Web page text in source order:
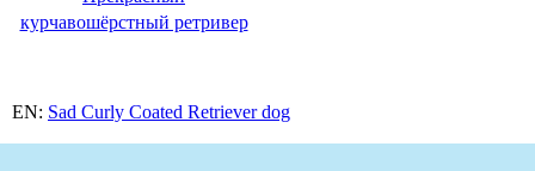
курчавошёрстный ретривер
EN: Sad Curly Coated Retriever dog